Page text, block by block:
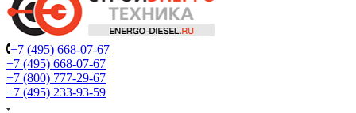
+7 (495) 668-07-67
+7 (495) 668-07-67
+7 (800) 777-29-67
+7 (495) 233-93-59